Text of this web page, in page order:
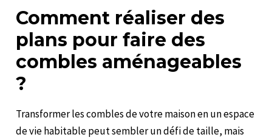
Comment réaliser des
plans pour faire des
combles aménageables
?
Transformer les combles de votre maison en un espace
de vie habitable peut sembler un défi de taille, mais